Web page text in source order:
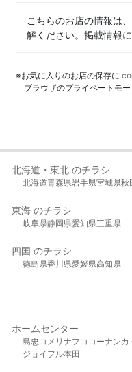
こちらのお店の情報は
解ください。掲載情報
※お気に入りのお店の保存に
ブラウザのプライベートモ
北海道・東北 のチラシ
北海道青森県岩手県宮城県秋
東海 のチラシ
岐阜県静岡県愛知県三重県
四国 のチラシ
徳島県香川県愛媛県高知県
ホームセンター
島忠 コメリ ナフコ コーナンカ
ジョイフル本田